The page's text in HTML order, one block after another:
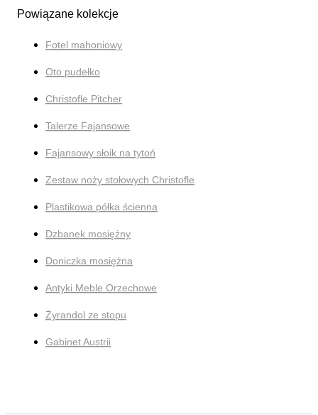
Powiązane kolekcje
Fotel mahoniowy
Oto pudełko
Christofle Pitcher
Talerze Fajansowe
Fajansowy słoik na tytoń
Zestaw noży stołowych Christofle
Plastikowa półka ścienna
Dzbanek mosiężny
Doniczka mosiężna
Antyki Meble Orzechowe
Żyrandol ze stopu
Gabinet Austrii